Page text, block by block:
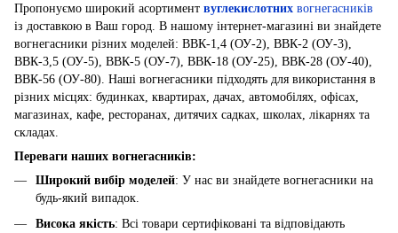
Пропонуємо широкий асортимент вуглекислотних вогнегасників
із доставкою в Ваш город. В нашому інтернет-магазині ви знайдете
вогнегасники різних моделей: ВВК-1,4 (ОУ-2), ВВК-2 (ОУ-3),
ВВК-3,5 (ОУ-5), ВВК-5 (ОУ-7), ВВК-18 (ОУ-25), ВВК-28 (ОУ-40),
ВВК-56 (ОУ-80). Наші вогнегасники підходять для використання в
різних місцях: будинках, квартирах, дачах, автомобілях, офісах,
магазинах, кафе, ресторанах, дитячих садках, школах, лікарнях та
складах.
Переваги наших вогнегасників:
Широкий вибір моделей: У нас ви знайдете вогнегасники на
будь-який випадок.
Висока якість: Всі товари сертифіковані та відповідають